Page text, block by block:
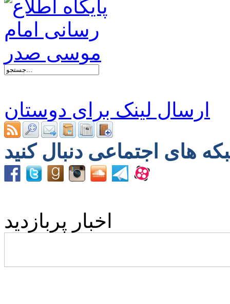
ارسال لینک برای دوستان
اخبار پربازدید